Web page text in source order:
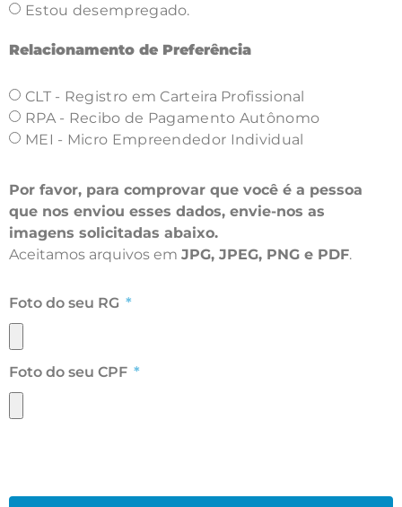
Estou desempregado.
Relacionamento de Preferência
CLT - Registro em Carteira Profissional
RPA - Recibo de Pagamento Autônomo
MEI - Micro Empreendedor Individual
Por favor, para comprovar que você é a pessoa
que nos enviou esses dados, envie-nos as
imagens solicitadas abaixo.
Aceitamos arquivos em JPG, JPEG, PNG e PDF.
Foto do seu RG
Foto do seu CPF